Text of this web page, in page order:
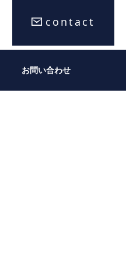
contact
お問い合わせ